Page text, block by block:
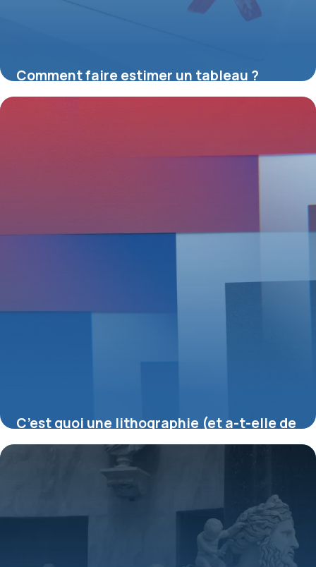
Comment faire estimer un tableau ?
16 juillet 2026
C’est quoi une lithographie (et a-t-elle de
la valeur) ?